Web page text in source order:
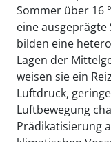
Sommer über 16
eine
bilden eine
Lagen der
weisen sie ein
Luftdruck,
Luftbewegung
Prädikatisierung